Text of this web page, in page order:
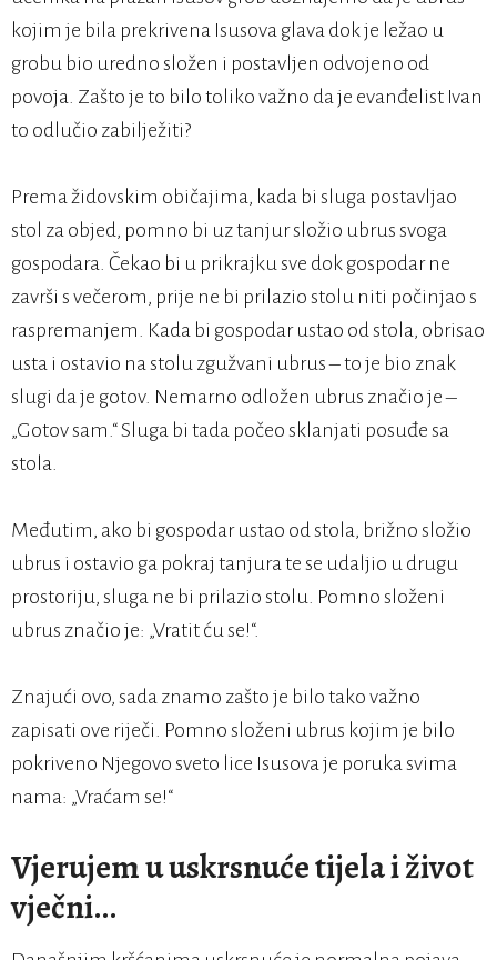
kojim je bila prekrivena Isusova glava dok je ležao u
grobu bio uredno složen i postavljen odvojeno od
povoja. Zašto je to bilo toliko važno da je evanđelist Ivan
to odlučio zabilježiti?
Prema židovskim običajima, kada bi sluga postavljao
stol za objed, pomno bi uz tanjur složio ubrus svoga
gospodara. Čekao bi u prikrajku sve dok gospodar ne
završi s večerom, prije ne bi prilazio stolu niti počinjao s
raspremanjem. Kada bi gospodar ustao od stola, obrisao
usta i ostavio na stolu zgužvani ubrus – to je bio znak
slugi da je gotov. Nemarno odložen ubrus značio je –
„Gotov sam.“ Sluga bi tada počeo sklanjati posuđe sa
stola.
Međutim, ako bi gospodar ustao od stola, brižno složio
ubrus i ostavio ga pokraj tanjura te se udaljio u drugu
prostoriju, sluga ne bi prilazio stolu. Pomno složeni
ubrus značio je: „Vratit ću se!“.
Znajući ovo, sada znamo zašto je bilo tako važno
zapisati ove riječi. Pomno složeni ubrus kojim je bilo
pokriveno Njegovo sveto lice Isusova je poruka svima
nama: „Vraćam se!“
Vjerujem u uskrsnuće tijela i život
vječni…